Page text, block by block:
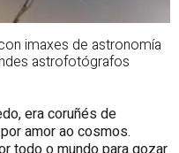
imaxes de astronomía
astrofotógrafos
era coruñés de
amor ao cosmos.